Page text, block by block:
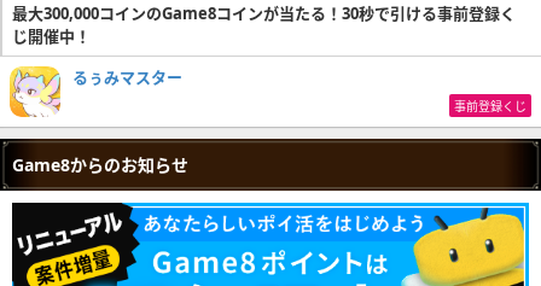
最大300,000コインのGame8コインが当たる！30秒で引ける事前登録く
じ開催中！
るぅみマスター
事前登録くじ
Game8からのお知らせ